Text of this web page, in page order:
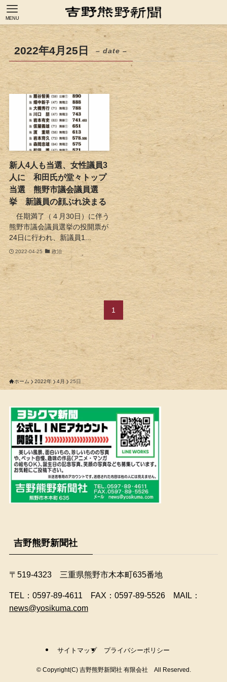
MENU
2022年4月25日 – date –
新人4人も当選、女性議員3
人に 和田氏が堂々トップ
当選 熊野市議会議員選
挙 新議員の顔ぶれ決まる
任期満了（４月30日）に伴う
熊野市議会議員選挙の投開票が
24日に行われ、新議員1...
2022-04-25 政治
1
ホーム 2022年 4月 25日
吉野熊野新聞社
〒519-4323 三重県熊野市木本町635番地
​TEL：0597-89-4611 FAX：0597-89-5526 MAIL：
news@yosikuma.com
サイトマップ プライバシーポリシー
©Copyright(C) 吉野熊野新聞社 有限会社 All Reserved.